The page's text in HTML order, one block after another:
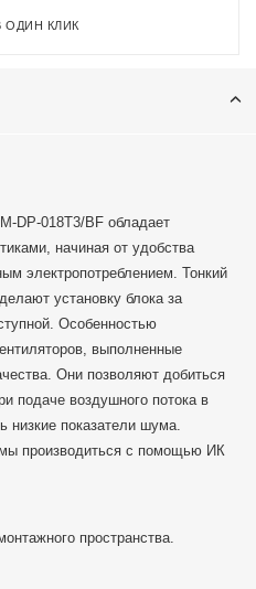
ОДИН КЛИК
DP-018T3/BF обладает
начиная от удобства
электропотреблением. Тонкий
установку блока за
Особенностью
выполненные
Они позволяют добиться
подаче воздушного потока в
низкие показатели шума.
производиться с помощью ИК
пространства.